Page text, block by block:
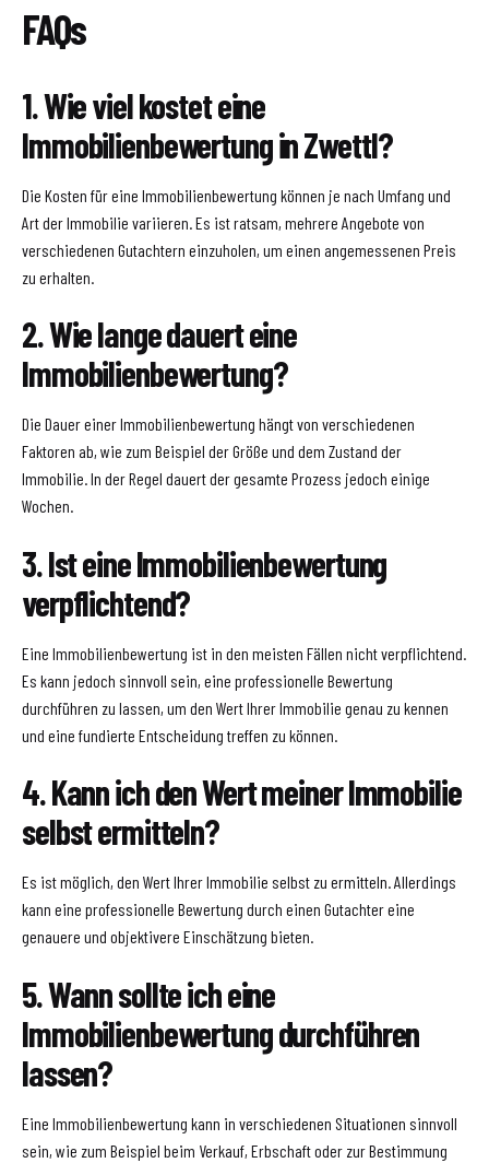
FAQs
1. Wie viel kostet eine
Immobilienbewertung in Zwettl?
Die Kosten für eine Immobilienbewertung können je nach Umfang und
Art der Immobilie variieren. Es ist ratsam, mehrere Angebote von
verschiedenen Gutachtern einzuholen, um einen angemessenen Preis
zu erhalten.
2. Wie lange dauert eine
Immobilienbewertung?
Die Dauer einer Immobilienbewertung hängt von verschiedenen
Faktoren ab, wie zum Beispiel der Größe und dem Zustand der
Immobilie. In der Regel dauert der gesamte Prozess jedoch einige
Wochen.
3. Ist eine Immobilienbewertung
verpflichtend?
Eine Immobilienbewertung ist in den meisten Fällen nicht verpflichtend.
Es kann jedoch sinnvoll sein, eine professionelle Bewertung
durchführen zu lassen, um den Wert Ihrer Immobilie genau zu kennen
und eine fundierte Entscheidung treffen zu können.
4. Kann ich den Wert meiner Immobilie
selbst ermitteln?
Es ist möglich, den Wert Ihrer Immobilie selbst zu ermitteln. Allerdings
kann eine professionelle Bewertung durch einen Gutachter eine
genauere und objektivere Einschätzung bieten.
5. Wann sollte ich eine
Immobilienbewertung durchführen
lassen?
Eine Immobilienbewertung kann in verschiedenen Situationen sinnvoll
sein, wie zum Beispiel beim Verkauf, Erbschaft oder zur Bestimmung